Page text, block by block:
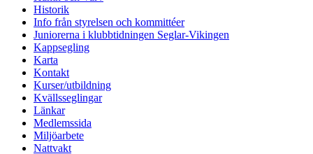
Historik
Info från styrelsen och kommittéer
Juniorerna i klubbtidningen Seglar-Vikingen
Kappsegling
Karta
Kontakt
Kurser/utbildning
Kvällsseglingar
Länkar
Medlemssida
Miljöarbete
Nattvakt